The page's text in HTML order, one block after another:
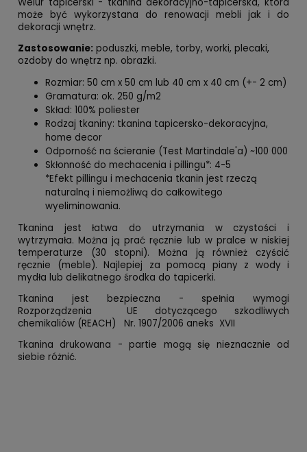
może być wykorzystana do renowacji mebli jak i do
dekoracji wnętrz.
Zastosowanie: poduszki, meble, torby, worki, plecaki,
ozdoby do wnętrz np. obrazki.
Rozmiar: 50 cm x 50 cm lub 40 cm x 40 cm (+- 2 cm)
Gramatura: ok. 250 g/m2
Skład: 100% poliester
Rodzaj tkaniny: tkanina tapicersko-dekoracyjna,
home decor
Odporność na ścieranie (Test Martindale'a) ~100 000
Skłonność do mechacenia i pillingu*: 4-5
*Efekt pillingu i mechacenia tkanin jest rzeczą
naturalną i niemożliwą do całkowitego
wyeliminowania.
Tkanina jest łatwa do utrzymania w czystości i
wytrzymała. Można ją prać ręcznie lub w pralce w niskiej
temperaturze (30 stopni). Można ją również czyścić
ręcznie (meble). Najlepiej za pomocą piany z wody i
mydła lub delikatnego środka do tapicerki.
Tkanina jest bezpieczna - spełnia wymogi
Rozporządzenia UE dotyczącego szkodliwych
chemikaliów (REACH) Nr. 1907/2006 aneks XVII
Tkanina drukowana - partie mogą się nieznacznie od
siebie różnić.